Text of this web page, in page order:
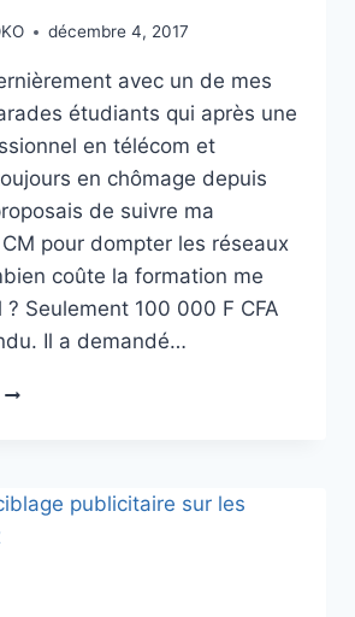
décembre 4, 2017
avec un de mes
étudiants qui après une
en télécom et
en chômage depuis
de suivre ma
pour dompter les réseaux
coûte la formation me
Seulement 100 000 F CFA
Il a demandé…